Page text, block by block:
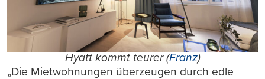
Hyatt kommt teurer (Franz)
„Die Mietwohnungen überzeugen durch edle